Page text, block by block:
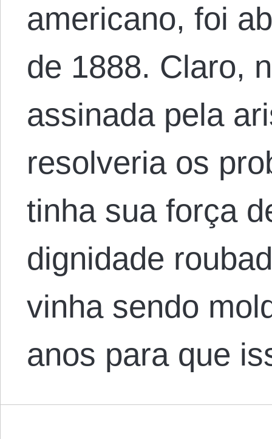
americano, foi
de 1888. Claro,
assinada pela
resolveria os
tinha sua força
dignidade
vinha sendo
anos para que